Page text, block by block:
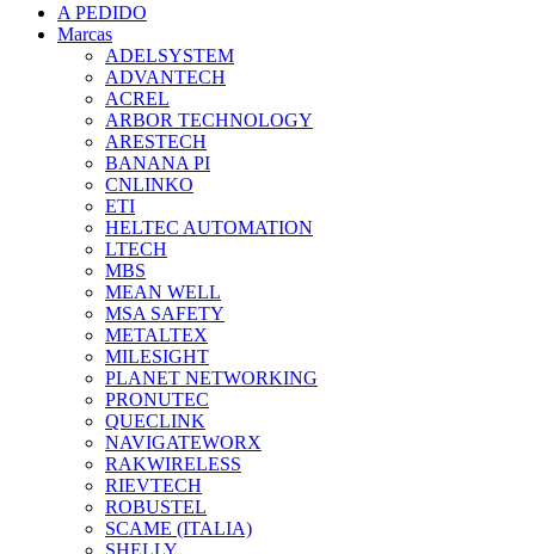
A PEDIDO
Marcas
ADELSYSTEM
ADVANTECH
ACREL
ARBOR TECHNOLOGY
ARESTECH
BANANA PI
CNLINKO
ETI
HELTEC AUTOMATION
LTECH
MBS
MEAN WELL
MSA SAFETY
METALTEX
MILESIGHT
PLANET NETWORKING
PRONUTEC
QUECLINK
NAVIGATEWORX
RAKWIRELESS
RIEVTECH
ROBUSTEL
SCAME (ITALIA)
SHELLY